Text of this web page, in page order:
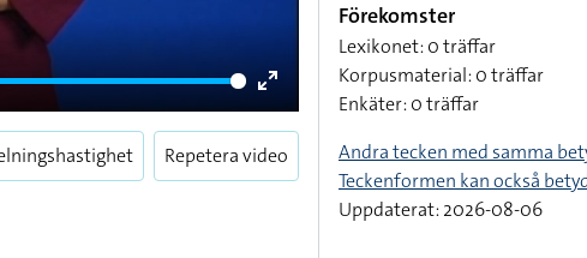
Enter
fullscreen
Repetera video
Förekomster
Lexikonet: 0 träffar
Korpusmaterial: 0 träffar
Enkäter: 0 träffar
Andra tecken med samma
Teckenformen kan också
Uppdaterat: 2026-08-06